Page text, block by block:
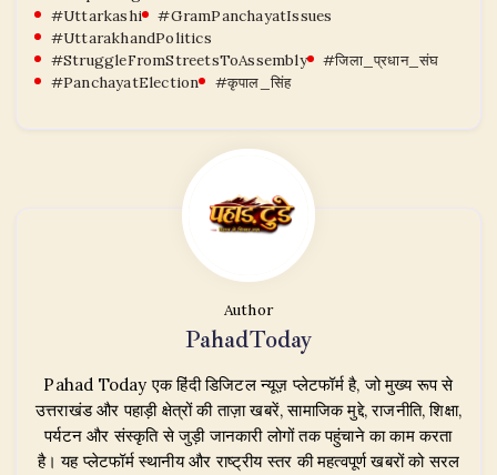
#Uttarkashi
#GramPanchayatIssues
#UttarakhandPolitics
#StruggleFromStreetsToAssembly
#जिला_प्रधान_संघ
#PanchayatElection
#कृपाल_सिंह
Author
PahadToday
Pahad Today एक हिंदी डिजिटल न्यूज़ प्लेटफॉर्म है, जो मुख्य रूप से
उत्तराखंड और पहाड़ी क्षेत्रों की ताज़ा खबरें, सामाजिक मुद्दे, राजनीति, शिक्षा,
पर्यटन और संस्कृति से जुड़ी जानकारी लोगों तक पहुंचाने का काम करता
है। यह प्लेटफॉर्म स्थानीय और राष्ट्रीय स्तर की महत्वपूर्ण खबरों को सरल